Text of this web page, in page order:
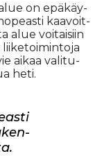
on epä­käy­
kaa­voit­
alue voi­tai­siin
lii­ke­toi­min­to­ja
ai­kaa va­li­tu­
heti.